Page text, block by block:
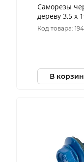
Саморезы
дереву 3,5 х
Код товара:
В